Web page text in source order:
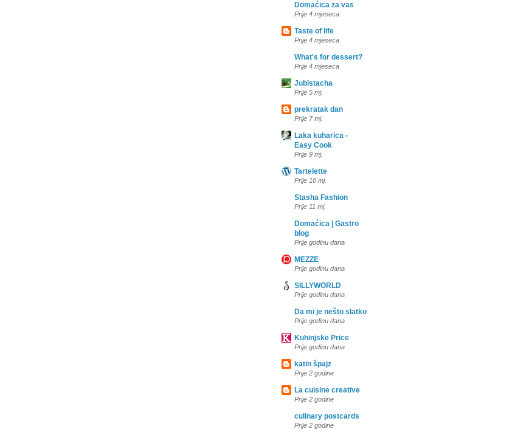
Domaćica za vas
Prije 4 mjeseca
Taste of life
Prije 4 mjeseca
What's for dessert?
Prije 4 mjeseca
Jubistacha
Prije 5 mj.
prekratak dan
Prije 7 mj.
Laka kuharica -
Easy Cook
Prije 9 mj.
Tartelette
Prije 10 mj.
Stasha Fashion
Prije 11 mj.
Domaćica | Gastro
blog
Prije godinu dana
MEZZE
Prije godinu dana
SILLYWORLD
Prije godinu dana
Da mi je nešto slatko
Prije godinu dana
Kuhinjske Price
Prije godinu dana
katin špajz
Prije 2 godine
La cuisine creative
Prije 2 godine
culinary postcards
Prije 2 godine